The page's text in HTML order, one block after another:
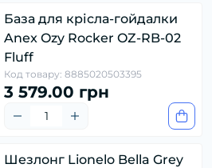
База для крісла-гойдалки
Anex Ozy Rocker OZ-RB-02
Fluff
Код товару: 8885020503395
3 579.00 грн
Шезлонг Lionelo Bella Grey